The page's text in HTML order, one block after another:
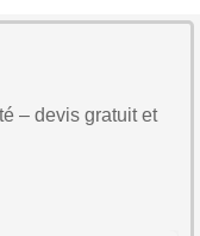
– devis gratuit et